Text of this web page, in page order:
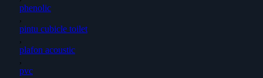
phenolic
,
pintu cubicle toilet
,
plafon acoustic
,
pvc